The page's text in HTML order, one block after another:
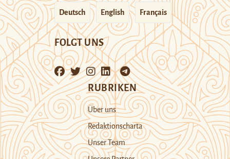
Deutsch English Français
FOLGT UNS
RUBRIKEN
Über uns
Redaktionscharta
Unser Team